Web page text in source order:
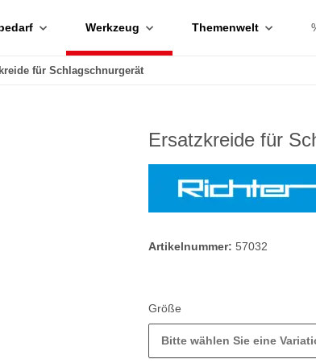
Werkzeug Themenwelt
für Schlagschnurgerät
Ersatzkreide für
Artikelnummer: 57032
Größe
Bitte wählen Sie eine